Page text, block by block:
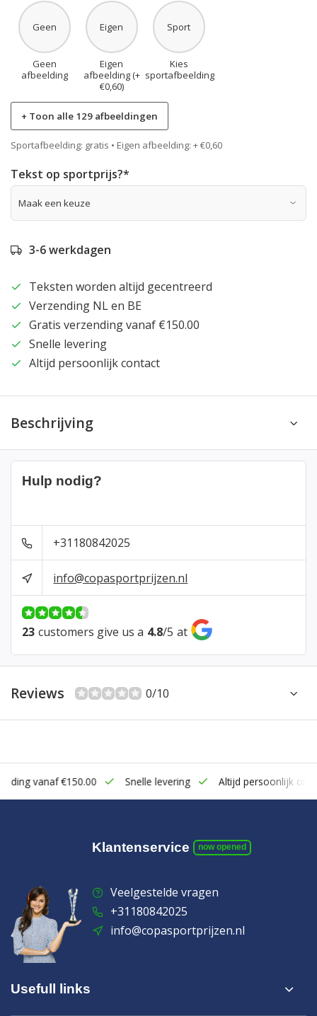
Geen
Geen
afbeelding
Eigen
Eigen
afbeelding (+
€0,60)
Sport
Kies
sportafbeelding
+ Toon alle 129 afbeeldingen
Sportafbeelding: gratis • Eigen afbeelding: + €0,60
Tekst op sportprijs?*
3-6 werkdagen
Teksten worden altijd gecentreerd
Verzending NL en BE
Gratis verzending vanaf €150.00
Snelle levering
Altijd persoonlijk contact
Beschrijving
Hulp nodig?
+31180842025
info@copasportprijzen.nl
23 customers give us a 4.8/5 at
Reviews 0/10
vanaf €150.00 Snelle levering Altijd persoonlijk
Klantenservice now opened
Veelgestelde vragen
+31180842025
info@copasportprijzen.nl
Usefull links